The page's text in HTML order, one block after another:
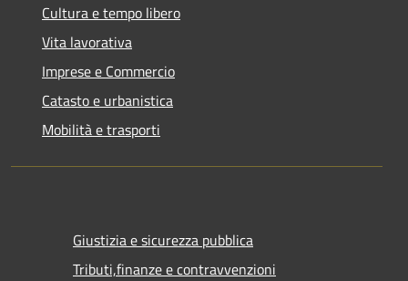
Cultura e tempo libero
Vita lavorativa
Imprese e Commercio
Catasto e urbanistica
Mobilità e trasporti
Giustizia e sicurezza pubblica
Tributi,finanze e contravvenzioni